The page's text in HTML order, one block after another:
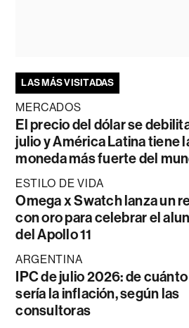
LAS MÁS VISITADAS
MERCADOS
El precio del dólar se
julio y América Latina tiene
moneda más fuerte del
ESTILO DE VIDA
Omega x Swatch lanza un
con oro para celebrar el
del Apollo 11
ARGENTINA
IPC de julio 2026: de cuánto
sería la inflación, según las
consultoras